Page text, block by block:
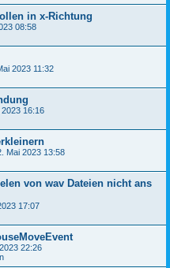
in x-Richtung
08:58
2023 11:32
16:16
Mai 2023 13:58
von wav Dateien nicht ans
17:07
22:26